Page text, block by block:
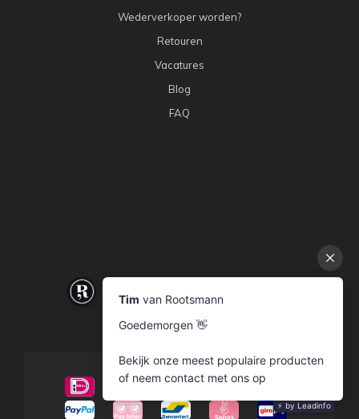
Wederverkoper worden?
Retouren
Vacatures
Blog
FAQ